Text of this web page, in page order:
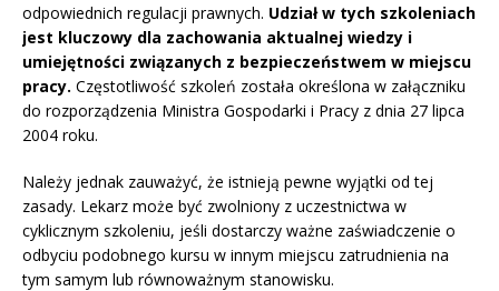
odpowiednich regulacji prawnych. Udział w tych szkoleniach
jest kluczowy dla zachowania aktualnej wiedzy i
umiejętności związanych z bezpieczeństwem w miejscu
pracy. Częstotliwość szkoleń została określona w załączniku
do rozporządzenia Ministra Gospodarki i Pracy z dnia 27 lipca
2004 roku.
Należy jednak zauważyć, że istnieją pewne wyjątki od tej
zasady. Lekarz może być zwolniony z uczestnictwa w
cyklicznym szkoleniu, jeśli dostarczy ważne zaświadczenie o
odbyciu podobnego kursu w innym miejscu zatrudnienia na
tym samym lub równoważnym stanowisku.